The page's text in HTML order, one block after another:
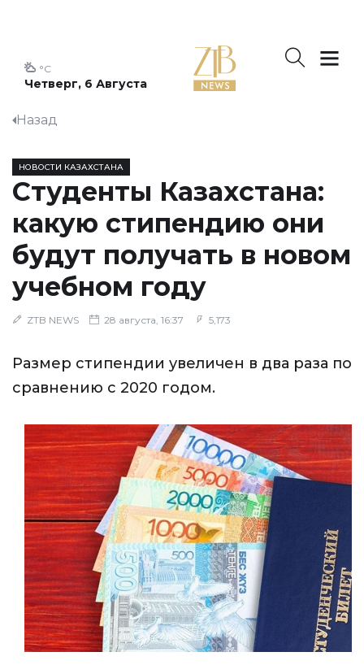
Четверг, 6 Августа
°C
Назад
НОВОСТИ КАЗАХСТАНА
Студенты Казахстана:
какую стипендию они
будут получать в новом
учебном году
ZTB NEWS 28 августа, 16:37 5,173
Размер стипендии увеличен в два раза по
сравнению с 2020 годом.